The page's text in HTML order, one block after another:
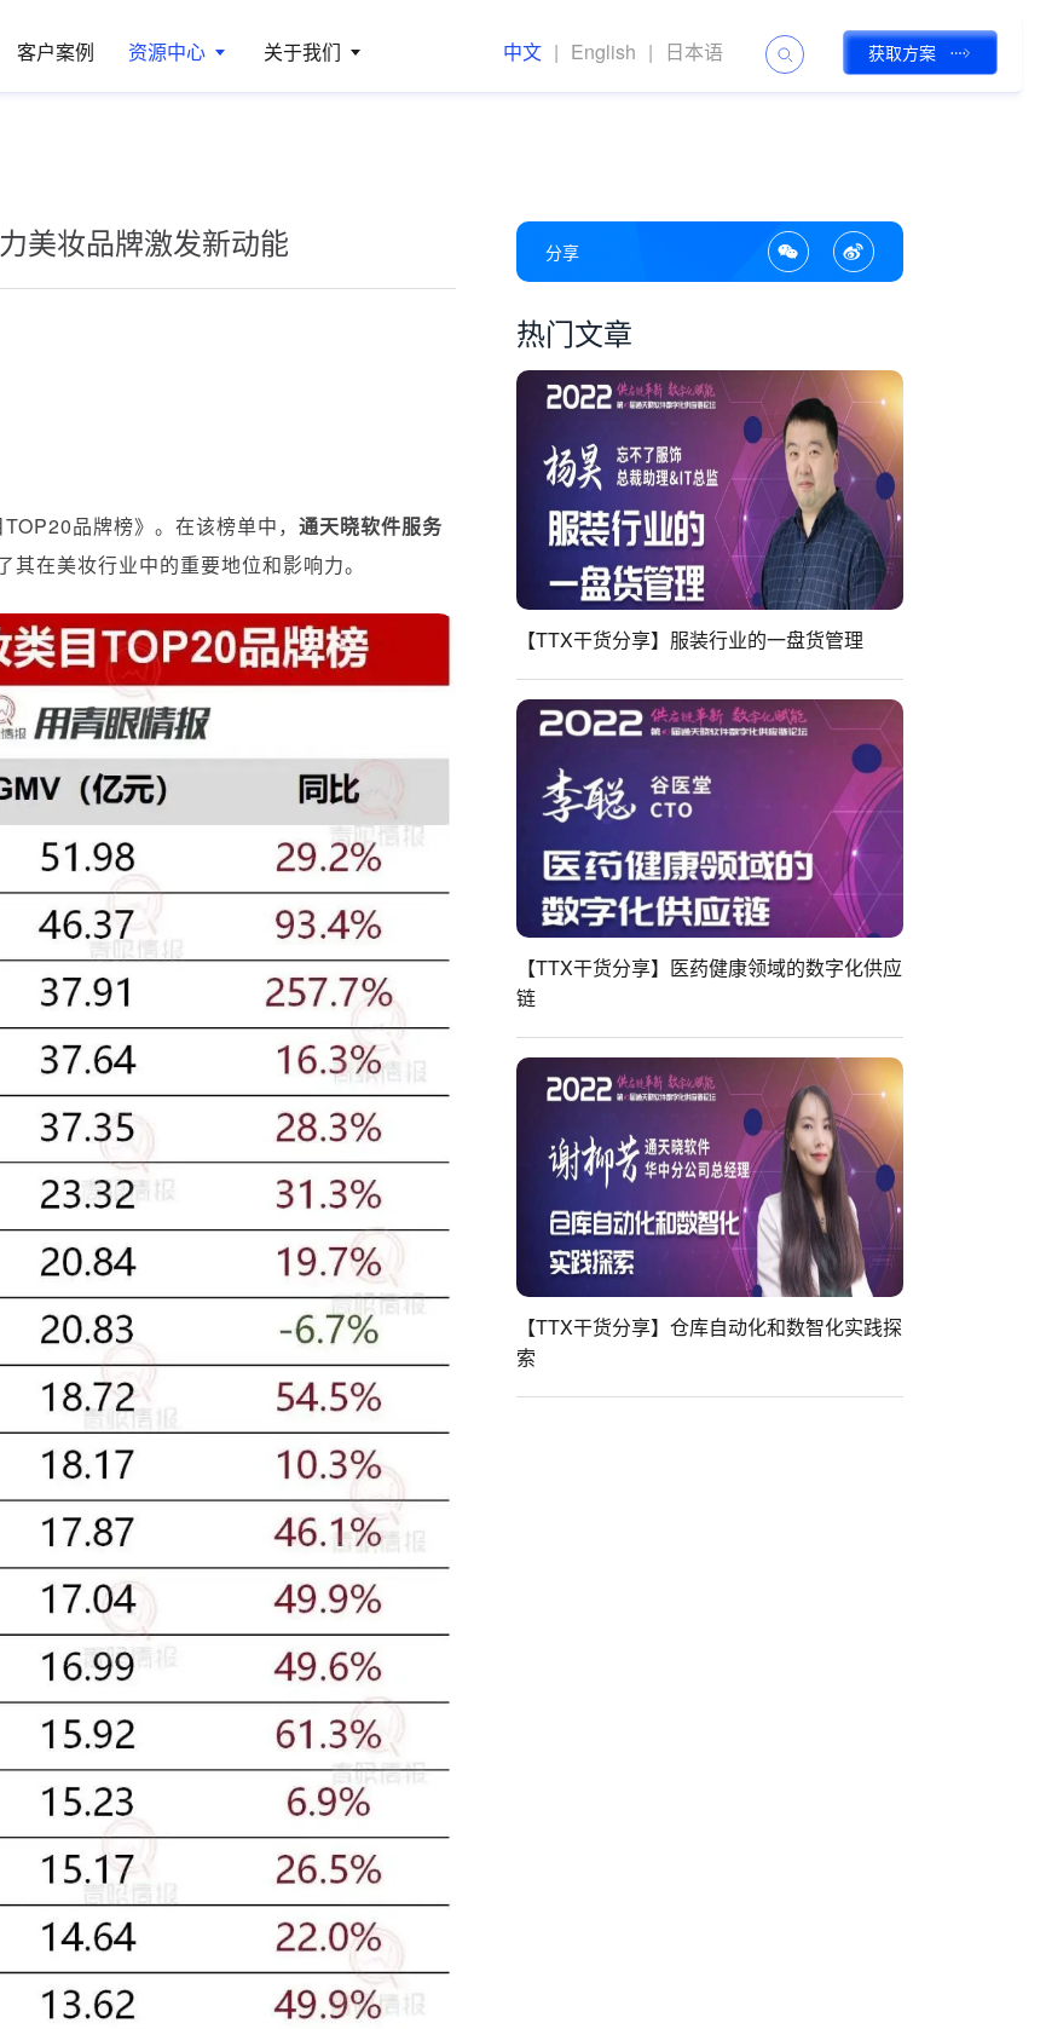
客户案例 资源中心 关于我们 中文 | English | 日本语 获取方案
美妆品牌激发新动能
品牌榜》。在该榜单中， 通天晓软件服务
其在美妆行业中的重要地位和影响力。
分享
热门文章
【TTX干货分享】服装行业的一盘货管理
【TTX干货分享】医药健康领域的数字化供应
链
【TTX干货分享】仓库自动化和数智化实践探
索